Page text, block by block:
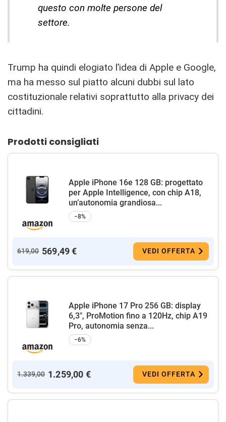
questo con molte persone del
settore.
Trump ha quindi elogiato l’idea di Apple e Google,
ma ha messo sul piatto alcuni dubbi sul lato
costituzionale relativi soprattutto alla privacy dei
cittadini.
Prodotti consigliati
Apple iPhone 16e 128 GB: progettato
per Apple Intelligence, con chip A18,
un’autonomia grandiosa...
−8%
619,00 569,49 € VEDI OFFERTA
Apple iPhone 17 Pro 256 GB: display
6,3", ProMotion fino a 120Hz, chip A19
Pro, autonomia senza...
−6%
1.339,00 1.259,00 € VEDI OFFERTA